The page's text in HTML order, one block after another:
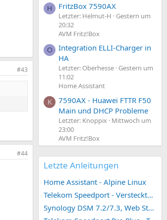
#43
#44
H FritzBox 7590AX
Letzter: Helmut-H
Gestern um
20:32
AVM Fritz!Box
O
Integration ELLI-Charger in
HA
Letzter: Oberhesse Gestern um
11:02
Home Assistant
K
7590AX - Huawei FTTR F50
Main und DHCP Probleme
Letzter: Knoppix
Mittwoch um
23:00
AVM Fritz!Box
Letzte Anleitungen
Home Assistant - Alpine Linux
Telekom Speedport - Versteckte Konfigurationen
Synology DSM 7.2/7.3, Web Station 4, Webdienst und Webportal erstellen (ehemals vHost)